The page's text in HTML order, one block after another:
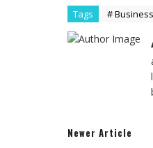
Tags # Business
Newer Article